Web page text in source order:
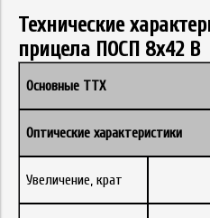
Технические
прицела ПОСП 8x42 В
Основные ТТХ
Оптические характеристики
Увеличение, крат